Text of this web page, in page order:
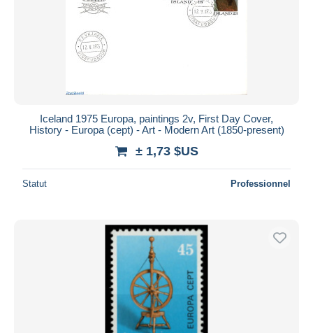
Iceland 1975 Europa, paintings 2v, First Day Cover,
History - Europa (cept) - Art - Modern Art (1850-present)
± 1,73 $US
Statut Professionnel